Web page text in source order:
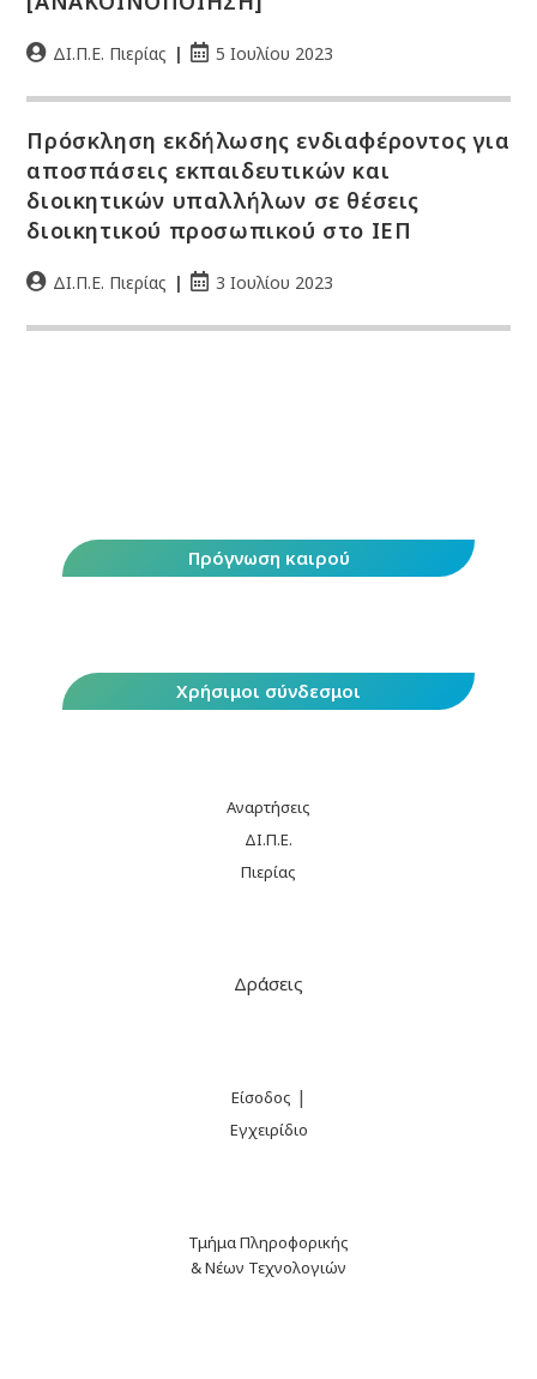
ΔΙ.Π.Ε. Πιερίας 5 Ιουλίου 2023
Πρόσκληση εκδήλωσης ενδιαφέροντος για
αποσπάσεις εκπαιδευτικών και
διοικητικών υπαλλήλων σε θέσεις
διοικητικού προσωπικού στο ΙΕΠ
ΔΙ.Π.Ε. Πιερίας 3 Ιουλίου 2023
Πρόγνωση καιρού
Χρήσιμοι σύνδεσμοι
Αναρτήσεις
ΔΙ.Π.Ε.
Πιερίας
Δράσεις
Είσοδος |
Εγχειρίδιο
Τμήμα Πληροφορικής
& Νέων Τεχνολογιών